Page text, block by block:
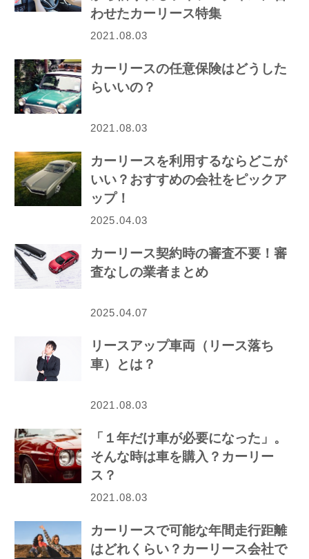
わせたカーリース特集
2021.08.03
カーリースの任意保険はどうした
らいいの？
2021.08.03
カーリースを利用するならどこが
いい？おすすめの会社をピックア
ップ！
2025.04.03
カーリース契約時の審査不要！審
査なしの業者まとめ
2025.04.07
リースアップ車両（リース落ち
車）とは？
2021.08.03
「１年だけ車が必要になった」。
そんな時は車を購入？カーリー
ス？
2021.08.03
カーリースで可能な年間走行距離
はどれくらい？カーリース会社で